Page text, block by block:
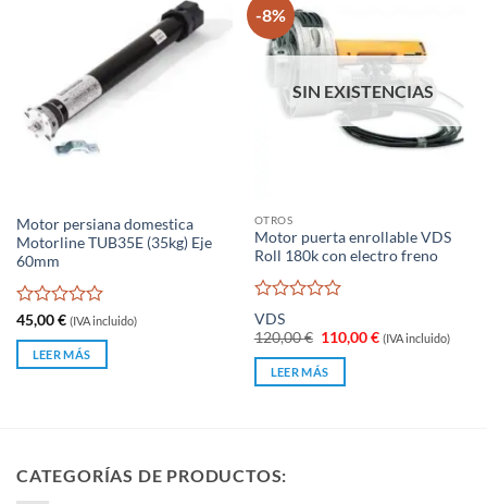
Motor persiana domestica
Motorline TUB35E (35kg) Eje
60mm
Valorado
con
de
45,00€ (IVA incluido)
LEER MÁS
-8%
SIN EXISTENCIAS
OTROS
Motor puerta enrollable VDS
Roll 180k con electro freno
Valorado
con
0
5
VDS
120,00€ El
precio
original
era:
110,00€El
precio
(IVA incluido)
LEER MÁS
CATEGORÍAS DE PRODUCTOS: